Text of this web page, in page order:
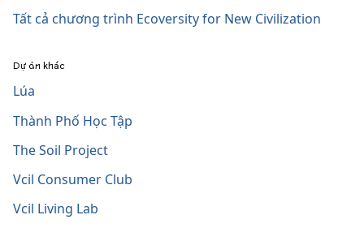
Tất cả chương trình Ecoversity for New Civilization
Dự án khác
Lúa
Thành Phố Học Tập
The Soil Project
Vcil Consumer Club
Vcil Living Lab